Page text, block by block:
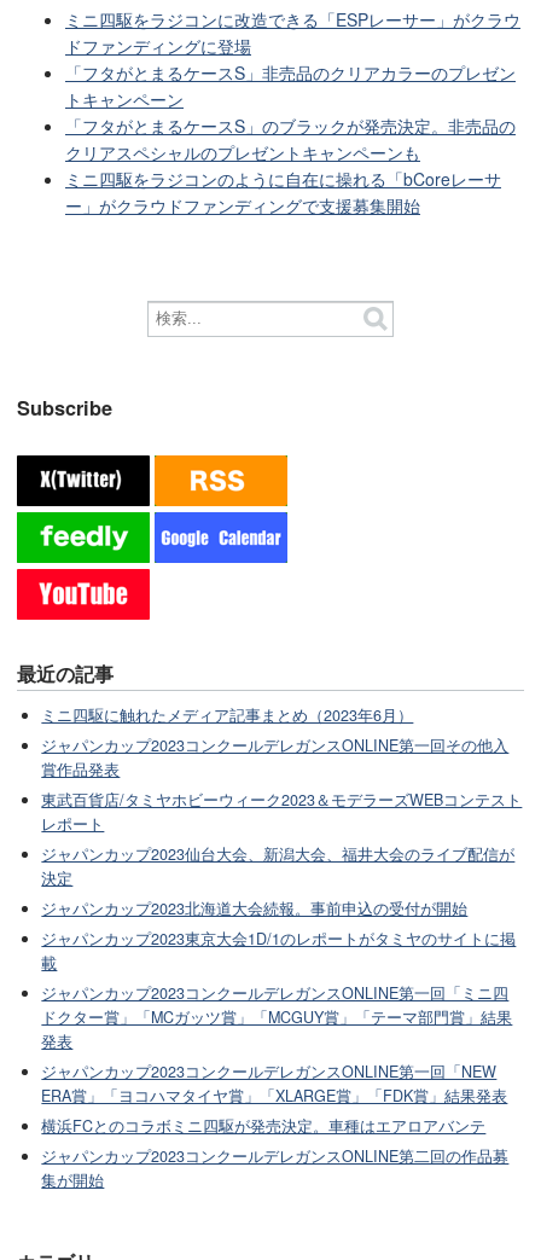
ミニ四駆をラジコンに改造できる「ESPレーサー」がクラウ
ドファンディングに登場
「フタがとまるケースS」非売品のクリアカラーのプレゼン
トキャンペーン
「フタがとまるケースS」のブラックが発売決定。非売品の
クリアスペシャルのプレゼントキャンペーンも
ミニ四駆をラジコンのように自在に操れる「bCoreレーサ
ー」がクラウドファンディングで支援募集開始
Subscribe
最近の記事
ミニ四駆に触れたメディア記事まとめ（2023年6月）
ジャパンカップ2023コンクールデレガンスONLINE第一回その他入
賞作品発表
東武百貨店/タミヤホビーウィーク2023＆モデラーズWEBコンテスト
レポート
ジャパンカップ2023仙台大会、新潟大会、福井大会のライブ配信が
決定
ジャパンカップ2023北海道大会続報。事前申込の受付が開始
ジャパンカップ2023東京大会1D/1のレポートがタミヤのサイトに掲
載
ジャパンカップ2023コンクールデレガンスONLINE第一回「ミニ四
ドクター賞」「MCガッツ賞」「MCGUY賞」「テーマ部門賞」結果
発表
ジャパンカップ2023コンクールデレガンスONLINE第一回「NEW
ERA賞」「ヨコハマタイヤ賞」「XLARGE賞」「FDK賞」結果発表
横浜FCとのコラボミニ四駆が発売決定。車種はエアロアバンテ
ジャパンカップ2023コンクールデレガンスONLINE第二回の作品募
集が開始